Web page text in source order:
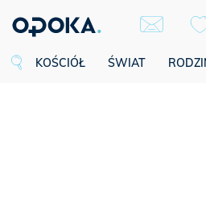
KOŚCIÓŁ ŚWIAT